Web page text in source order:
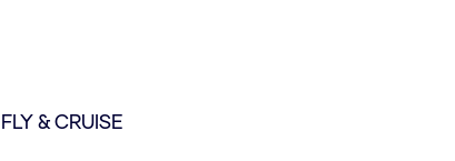
FLY & CRUISE